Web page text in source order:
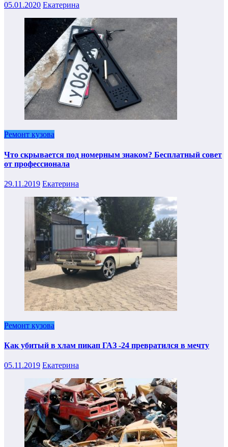
05.01.2020 Екатерина
Ремонт кузова
Что скрывается под номерным знаком? Бесплатный совет
от профессионала
29.11.2019 Екатерина
Ремонт кузова
Как убитый в хлам пикап ГАЗ -24 превратился в мечту
05.11.2019 Екатерина